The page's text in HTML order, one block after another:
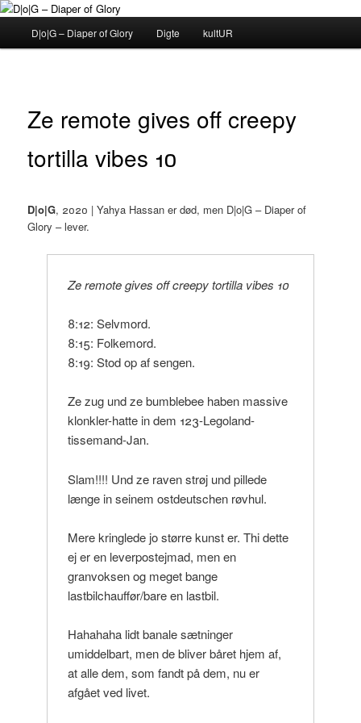
Fortsæt
primært
D|o|G – Diaper of Glory Digte kultUR
Ze remote gives off creepy
tortilla vibes 10
D|o|G, 2020 | Yahya Hassan er død, men D|o|G – Diaper of
Glory – lever.
Ze remote gives off creepy tortilla vibes 10
8:12: Selvmord.
8:15: Folkemord.
8:19: Stod op af sengen.
Ze zug und ze bumblebee haben massive
klonkler-hatte in dem 123-Legoland-
tissemand-Jan.
Slam!!!! Und ze raven strøj und pillede
længe in seinem ostdeutschen røvhul.
Mere kringlede jo større kunst er. Thi dette
ej er en leverpostejmad, men en
granvoksen og meget bange
lastbilchauffør/bare en lastbil.
Hahahaha lidt banale sætninger
umiddelbart, men de bliver båret hjem af,
at alle dem, som fandt på dem, nu er
afgået ved livet.